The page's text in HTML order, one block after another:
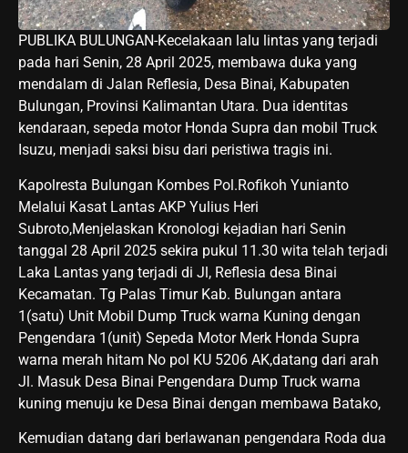
PUBLIKA BULUNGAN-Kecelakaan lalu lintas yang terjadi
pada hari Senin, 28 April 2025, membawa duka yang
mendalam di Jalan Reflesia, Desa Binai, Kabupaten
Bulungan, Provinsi Kalimantan Utara. Dua identitas
kendaraan, sepeda motor Honda Supra dan mobil Truck
Isuzu, menjadi saksi bisu dari peristiwa tragis ini.
Kapolresta Bulungan Kombes Pol.Rofikoh Yunianto
Melalui Kasat Lantas AKP Yulius Heri
Subroto,Menjelaskan Kronologi kejadian hari Senin
tanggal 28 April 2025 sekira pukul 11.30 wita telah terjadi
Laka Lantas yang terjadi di Jl, Reflesia desa Binai
Kecamatan. Tg Palas Timur Kab. Bulungan antara
1(satu) Unit Mobil Dump Truck warna Kuning dengan
Pengendara 1(unit) Sepeda Motor Merk Honda Supra
warna merah hitam No pol KU 5206 AK,datang dari arah
Jl. Masuk Desa Binai Pengendara Dump Truck warna
kuning menuju ke Desa Binai dengan membawa Batako,
Kemudian datang dari berlawanan pengendara Roda dua